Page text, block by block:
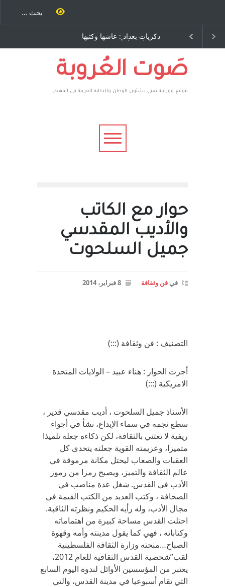
الاستيطان ومسلسل الخداع
المستمر - قلم : راسم عبيدات
ٍ: عاشها وكتبها
الامريكية
صَوت العُروبة
موقع وورقية تعنى بشئون الوطن والجاليه العربية في المهجر
حوار مع الكاتب
والأديب المقدسي
جميل السلحوت
في فن وثقافة 8 فبراير، 2014
التصنيف : فن وثقافة (:::)
أجرت الحوار : هناء عبيد – الولايات المتحدة
الامريكية (:::)
الأستاذ جميل السلحوت ، أديب مقدسي قدير ،
سطع نجمه في سماء الإبداع، نشأ في أجواء
ريفية لا تعتني بالثقافة، لكن ذكاءه جعله تلميذا
متميزا، وعزيمته القوية جعلته يتحدى كل
العقبات والصعاب ليحتل مكانة مرموقة في
عالم الثقافة والتميز، ويصبح رمزا من رموز
الأدب في القدس. شغل عدة مناصب في
الصحافة ، وكتب العديد من الكتب القيمة في
مجال الأدب، وله رأيه الحكيم ونظرته الثاقبة.
احتلت القدس مساحة كبيرة من اهتماماته
وكتاباته ، فهي كما يقول مدينته وأمه وقهوة
الصباح…منحته وزارة الثقافة الفلسطينية
لقب”شخصية القدس الثقافية للعام 2012،
يعتبر من المؤسسين الأوائل لندوة اليوم السابع
التي تقام أسبوعيا في مدينة القدس، والتي